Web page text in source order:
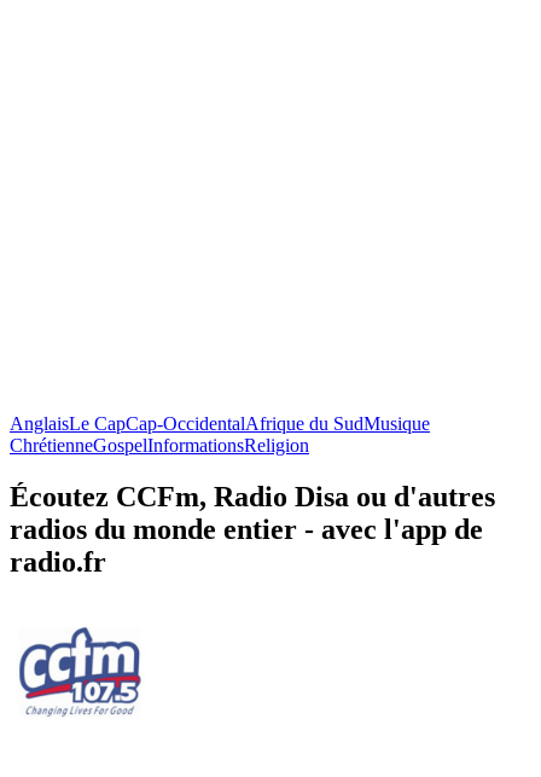
AnglaisLe CapCap-OccidentalAfrique du SudMusique
ChrétienneGospelInformationsReligion
Écoutez CCFm, Radio Disa ou d'autres
radios du monde entier - avec l'app de
radio.fr